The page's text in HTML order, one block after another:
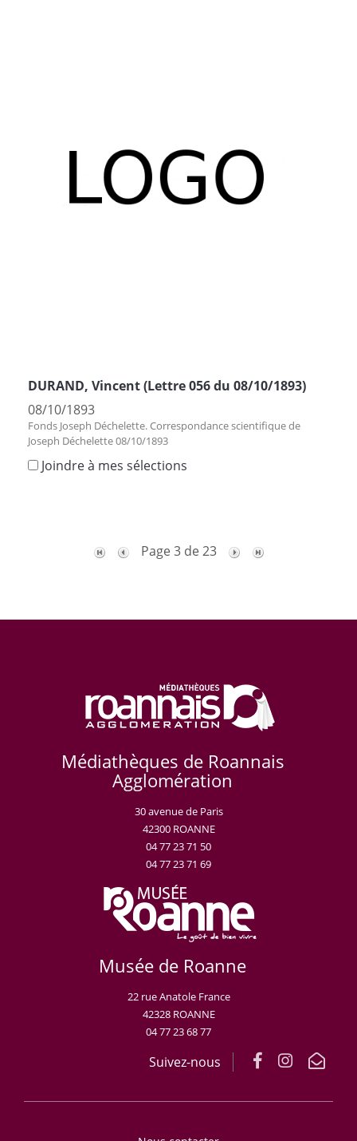
DURAND, Vincent (Lettre 056 du 08/10/1893)
08/10/1893
Fonds Joseph Déchelette. Correspondance scientifique de
Joseph Déchelette 08/10/1893
Joindre à mes sélections
Page 3 de 23
Médiathèques de Roannais
Agglomération
30 avenue de Paris
42300 ROANNE
04 77 23 71 50
04 77 23 71 69
Musée de Roanne
22 rue Anatole France
42328 ROANNE
04 77 23 68 77
Suivez-nous